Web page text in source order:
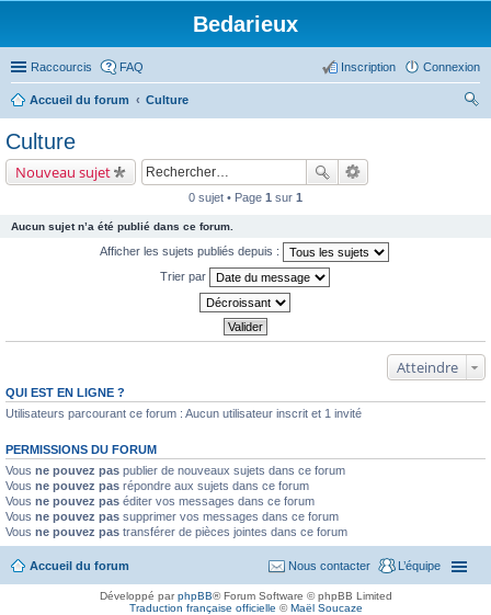
Bedarieux
Raccourcis FAQ Connexion
Inscription
Accueil du forum
Culture
Culture
Nouveau sujet
0 sujet • Page 1 sur 1
Aucun sujet n’a été publié dans ce forum.
Afficher les sujets publiés depuis :
Trier par
Atteindre
QUI EST EN LIGNE ?
Utilisateurs parcourant ce forum : Aucun utilisateur inscrit et 1 invité
PERMISSIONS DU FORUM
Vous ne pouvez pas publier de nouveaux sujets dans ce forum
Vous ne pouvez pas répondre aux sujets dans ce forum
Vous ne pouvez pas éditer vos messages dans ce forum
Vous ne pouvez pas supprimer vos messages dans ce forum
Vous ne pouvez pas transférer de pièces jointes dans ce forum
Accueil du forum L’équipe
Nous contacter
Développé parphpBB® Forum Software © phpBB Limited
Traduction française officielle ©Maël Soucaze